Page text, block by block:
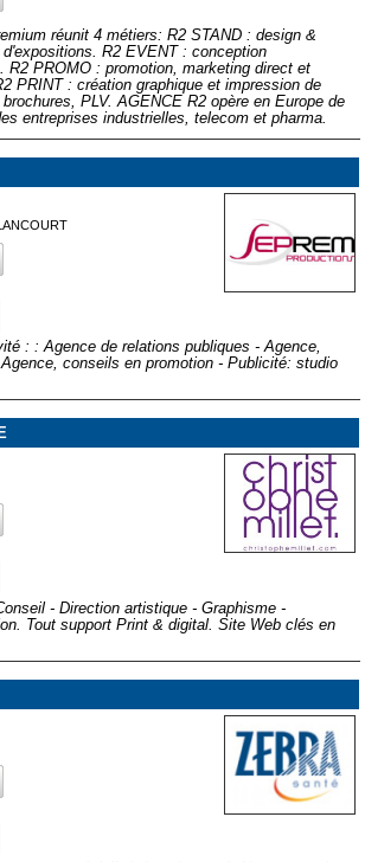
réunit 4 métiers: R2 STAND : design &
R2 EVENT : conception
R2 PROMO : promotion, marketing direct et
PRINT : création graphique et impression de
PLV. AGENCE R2 opère en Europe de
entreprises industrielles, telecom et pharma.
: : Agence de relations publiques - Agence,
conseils en promotion - Publicité: studio
- Direction artistique - Graphisme -
Tout support Print & digital. Site Web clés en